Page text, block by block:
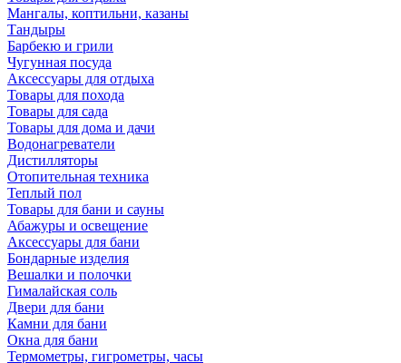
Мангалы, коптильни, казаны
Тандыры
Барбекю и грили
Чугунная посуда
Аксессуары для отдыха
Товары для похода
Товары для сада
Товары для дома и дачи
Водонагреватели
Дистилляторы
Отопительная техника
Теплый пол
Товары для бани и сауны
Абажуры и освещение
Аксессуары для бани
Бондарные изделия
Вешалки и полочки
Гималайская соль
Двери для бани
Камни для бани
Окна для бани
Термометры, гигрометры, часы